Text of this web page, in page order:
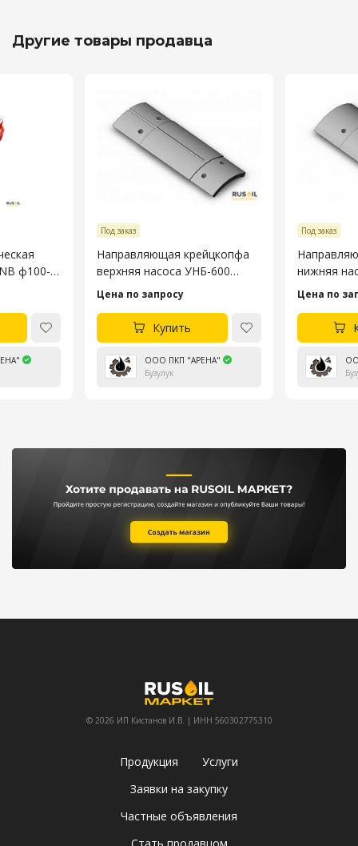
Другие товары продавца
ф100-
Под заказ
Направляющая крейцкопфа
верхняя насоса УНБ-600
4045.53.106-4
Цена по запросу
Купить
ООО ПКП "АРЕНА"
Бузулук
Под заказ
нижняя
Цена по
© 2026 ИП Кистанов И.В. | ИНН 560302775310
Продукция
Услуги
Заявки на закупку
Частные объявления